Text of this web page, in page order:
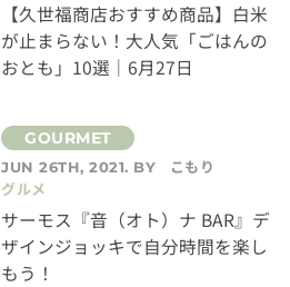
【久世福商店おすすめ商品】白米
が止まらない！大人気「ごはんの
おとも」10選｜6月27日
JUN 26TH, 2021. BY
こもり
グルメ
サーモス『音（オト）ナ BAR』デ
ザインジョッキで自分時間を楽し
もう！